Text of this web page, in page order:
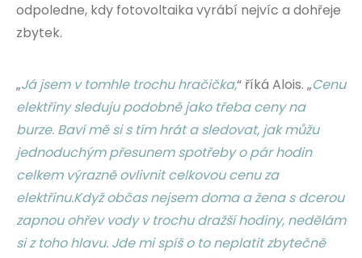
odpoledne, kdy fotovoltaika vyrábí nejvíc a dohřeje
zbytek.
„Já jsem v tomhle trochu hračička,“ říká Alois. „Cenu
elektřiny sleduju podobně jako třeba ceny na
burze. Baví mě si s tím hrát a sledovat, jak můžu
jednoduchým přesunem spotřeby o pár hodin
celkem výrazně ovlivnit celkovou cenu za
elektřinu.Když občas nejsem doma a žena s dcerou
zapnou ohřev vody v trochu dražší hodiny, nedělám
si z toho hlavu. Jde mi spíš o to neplatit zbytečně